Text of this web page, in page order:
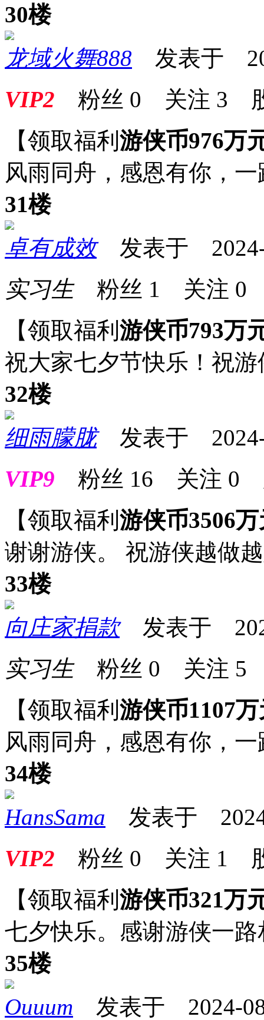
30楼
龙域火舞888 发表于
VIP2 粉丝 0 关注 3
【领取福利 游侠币976万
风雨同舟，感恩有你，
31楼
卓有成效发表于 2024-
实习生粉丝 1 关注 0
【领取福利 游侠币793万
祝大家七夕节快乐！祝
32楼
细雨朦胧发表于 2024-
VIP9 粉丝 16 关注 0
【领取福利 游侠币3506
谢谢游侠。 祝游侠越做
33楼
向庄家捐款发表于
实习生粉丝 0 关注 5
【领取福利 游侠币1107
风雨同舟，感恩有你，
34楼
HansSama 发表于
VIP2 粉丝 0 关注 1
【领取福利 游侠币321万
七夕快乐。感谢游侠一路
35楼
Ouuum 发表于 2024-